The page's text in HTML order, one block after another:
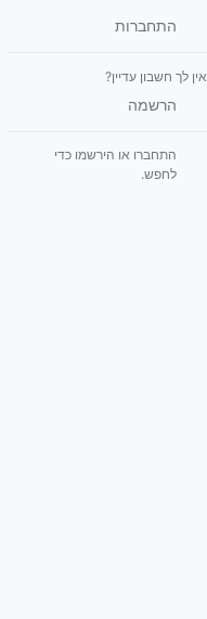
התחברות
אין לך חשבון עדיין?
הרשמה
התחברו או הירשמו כדי
לחפש.